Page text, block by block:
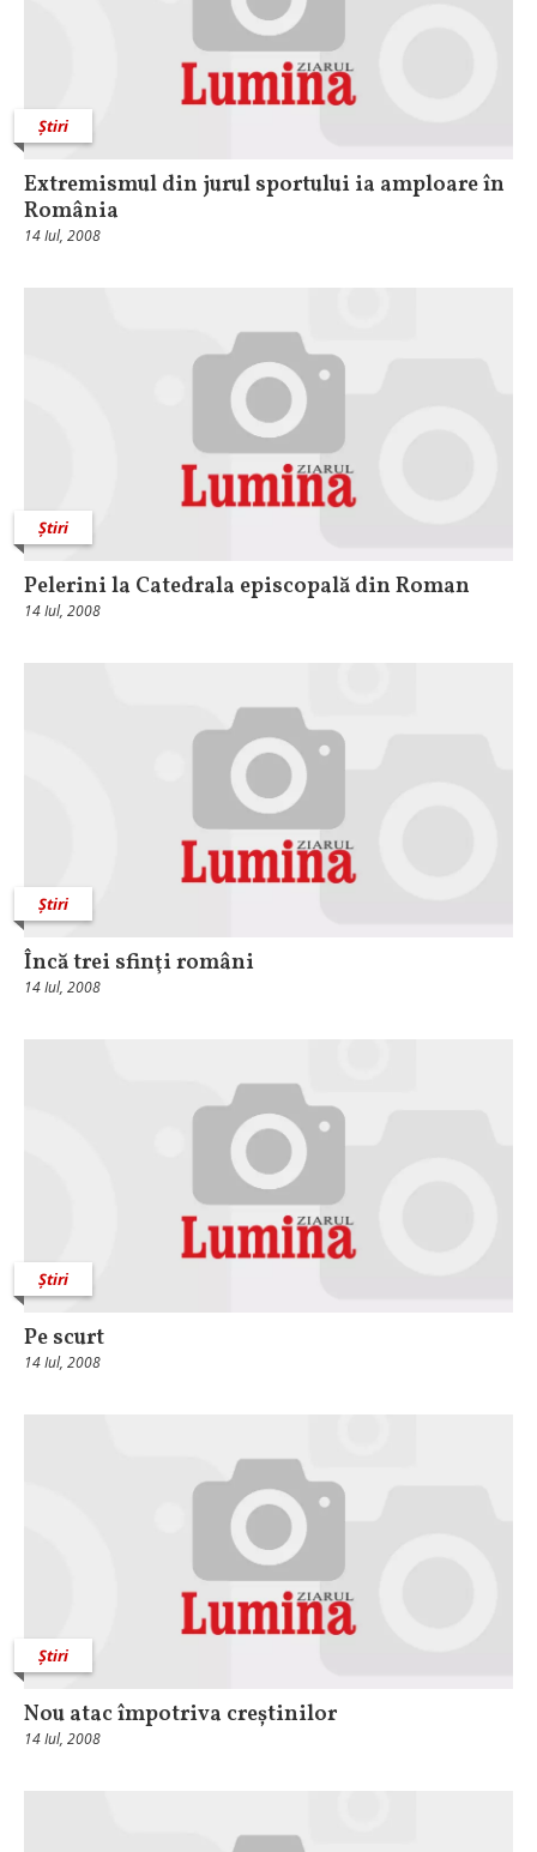
Știri
Extremismul din jurul sportului ia amploare în
România
14 Iul, 2008
Știri
Pelerini la Catedrala episcopală din Roman
14 Iul, 2008
Știri
Încă trei sfinţi români
14 Iul, 2008
Știri
Pe scurt
14 Iul, 2008
Știri
Nou atac împotriva creștinilor
14 Iul, 2008